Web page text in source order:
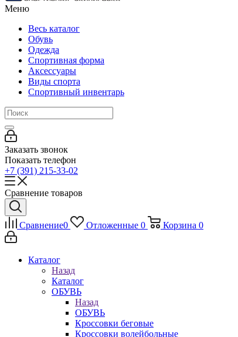
Меню
Весь каталог
Обувь
Одежда
Спортивная форма
Аксессуары
Виды спорта
Спортивный инвентарь
Заказать звонок
Показать телефон
+7 (391) 215-33-02
Сравнение товаров
Сравнение0 Отложенные 0 Корзина 0
Каталог
Назад
Каталог
ОБУВЬ
Назад
ОБУВЬ
Кроссовки беговые
Кроссовки волейбольные